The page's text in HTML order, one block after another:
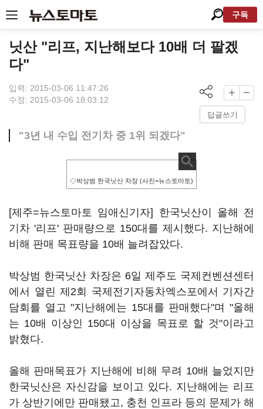
구독
닛산 "리프, 지난해보다 10배 더 팔겠
다"
입력: 2015-03-06 11:47:26
수정: 2015-03-06 18:03:12
답글쓰기
"3년 내 수입 전기차 중 1위 되겠다"
◇박상범 한국닛산 차장 (사진=뉴스토마토)
[제주=뉴스토마토 임애신기자] 한국닛산이 올해 전
기차 '리프' 판매량으로 150대를 제시했다. 지난해에
비해 판매 목표량을 10배 늘려잡았다.
박상범 한국닛산 차장은 6일 제주도 국제컨벤션센터
에서 열린 제2회 국제전기자동차엑스포에서 기자간
담회를 열고 "지난해에는 15대를 판매했다"며 "올해
는 10배 이상인 150대 이상을 목표로 할 것"이라고
밝혔다.
올해 판매목표가 지난해에 비해 무려 10배 늘었지만
한국닛산은 자신감을 보이고 있다. 지난해에는 리프
가 상반기에만 판매됐고, 충천 인프라 등의 문제가 해